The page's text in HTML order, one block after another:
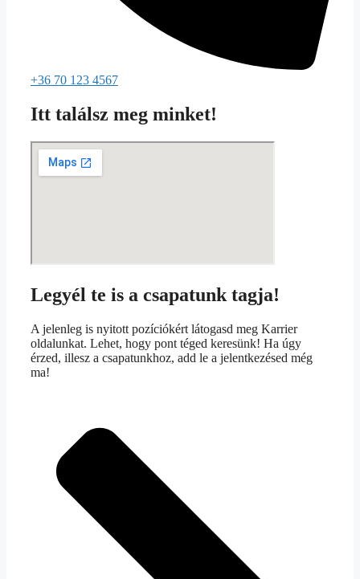
+36 70 123 4567
Itt találsz meg minket!
Legyél te is a csapatunk tagja!
A jelenleg is nyitott pozíciókért látogasd meg Karrier
oldalunkat. Lehet, hogy pont téged keresünk! Ha úgy
érzed, illesz a csapatunkhoz, add le a jelentkezésed még
ma!